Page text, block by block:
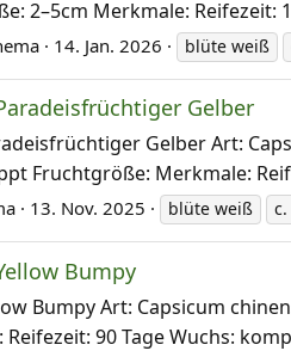
2–5cm Merkmale: Reifezeit:
14. Jan. 2026 blüte weiß
Gelber
Gelber Art:
Fruchtgröße: Merkmale:
13. Nov. 2025 blüte weiß
Bumpy
Bumpy Art: Capsicum
Reifezeit: 90 Tage Wuchs: